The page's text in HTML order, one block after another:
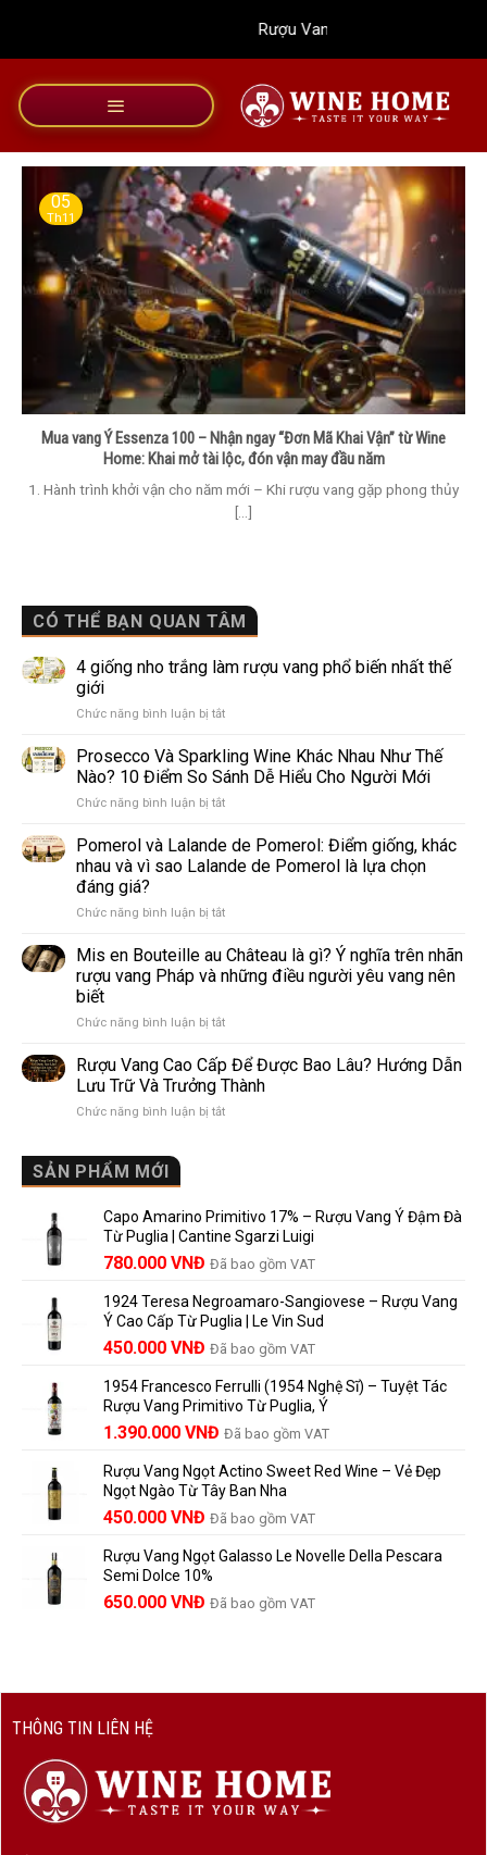
dung
Rượu Vang Wine Home
CÓ THỂ BẠN QUAN TÂM
4 giống nho trắng làm rượu vang phổ biến nhất thế
giới
Chức năng bình luận bị tắtở
giống
nho
trắng
làm
vang
phổ
thế
Prosecco Và Sparkling Wine Khác Nhau Như Thế
Nào? 10 Điểm So Sánh Dễ Hiểu Cho Người Mới
Chức năng bình luận bị tắtở
Sparkling
Wine
Nhau
Thế
Nào?
10
So
Dễ
Hiểu
Người
Pomerol và Lalande de Pomerol: Điểm giống, khác
nhau và vì sao Lalande de Pomerol là lựa chọn
đáng giá?
Chức năng bình luận bị tắtở
và
Lalande
de
Điểm
khác
nhau
và
vì
lựa
chọn
đáng
Mis en Bouteille au Château là gì? Ý nghĩa trên nhãn
rượu vang Pháp và những điều người yêu vang nên
biết
Chức năng bình luận bị tắtở
en
Bouteille
au
Château
nhãn
rượu
vang
và
những
người
vang
nên
biết
Rượu Vang Cao Cấp Để Được Bao Lâu? Hướng Dẫn
Lưu Trữ Và Trưởng Thành
Chức năng bình luận bị tắtở
Được
Bao
Lâu?
Hướng
Lưu
Trữ
Và
Thành
SẢN PHẨM MỚI
Capo Amarino Primitivo 17% – Rượu Vang Ý Đậm Đà
Từ Puglia | Cantine Sgarzi Luigi
Giá
là:
858.000 VNĐ.
780.000 VNĐ Giá
tại
là:
780.000 VNĐ.
Đã bao gồm VAT
1924 Teresa Negroamaro-Sangiovese – Rượu Vang
Ý Cao Cấp Từ Puglia | Le Vin Sud
Giá
là:
495.000 VNĐ.
450.000 VNĐ Giá
tại
là:
450.000 VNĐ.
Đã bao gồm VAT
1954 Francesco Ferrulli (1954 Nghệ Sĩ) – Tuyệt Tác
Rượu Vang Primitivo Từ Puglia, Ý
Giá
là:
1.529.000 VNĐ.
1.390.000 VNĐ Giá
tại
là:
1.390.000 VNĐ.
Đã bao gồm VAT
Rượu Vang Ngọt Actino Sweet Red Wine – Vẻ Đẹp
Ngọt Ngào Từ Tây Ban Nha
450.000 VNĐ Đã bao gồm VAT
Rượu Vang Ngọt Galasso Le Novelle Della Pescara
Semi Dolce 10%
650.000 VNĐ Đã bao gồm VAT
Mua vang Ý Essenza 100 – Nhận ngay “Đơn Mã Khai Vận” từ Wine
Home: Khai mở tài lộc, đón vận may đầu năm
1. Hành trình khởi vận cho năm mới – Khi rượu vang gặp phong thủy
[...]
05
Th11
THÔNG TIN LIÊN HỆ